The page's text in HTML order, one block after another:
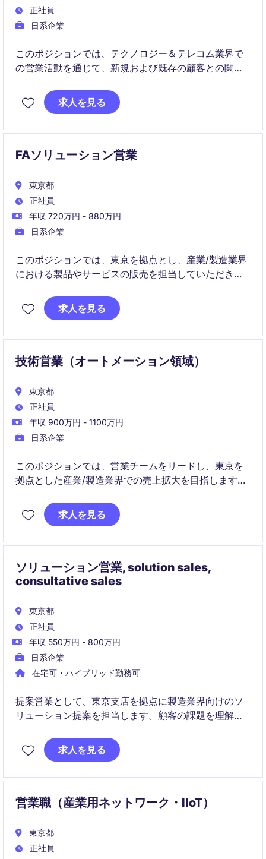
正社員
日系企業
このポジションでは、テクノロジー＆テレコム業界で
の営業活動を通じて、新規および既存の顧客との関係
お客様のニーズを深く理解し、最適なソリューション
を提案していく役割を担います。
求人を見る
FAソリューション営業
東京都
正社員
年収 720万円 - 880万円
日系企業
このポジションでは、東京を拠点とし、産業/製造業界
における製品やサービスの販売を担当していただきま
成長に貢献する重要な役割を担います。
求人を見る
技術営業（オートメーション領域）
東京都
正社員
年収 900万円 - 1100万円
日系企業
このポジションでは、営業チームをリードし、東京を
拠点とした産業/製造業界での売上拡大を目指します。
割を担います。求人を見る
ソリューション営業, solution sales,
consultative sales
東京都
正社員
年収 550万円 - 800万円
日系企業
在宅可・ハイブリッド勤務可
提案営業として、東京支店を拠点に製造業界向けのソ
リューション提案を担当します。顧客の課題を理解
求人を見る
営業職（産業用ネットワーク・IIoT）
東京都
正社員